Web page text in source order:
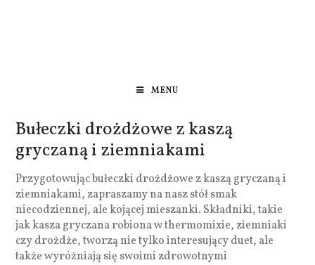
MENU
Bułeczki drożdżowe z kaszą
gryczaną i ziemniakami
Przygotowując bułeczki drożdżowe z kaszą gryczaną i
ziemniakami, zapraszamy na nasz stół smak
niecodziennej, ale kojącej mieszanki. Składniki, takie
jak kasza gryczana robiona w thermomixie, ziemniaki
czy drożdże, tworzą nie tylko interesujący duet, ale
także wyróżniają się swoimi zdrowotnymi